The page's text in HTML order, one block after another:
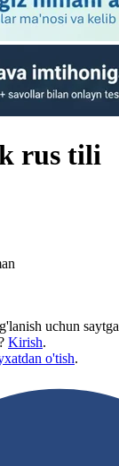
rus tili
uchun saytga
Kirish.
o'tish.